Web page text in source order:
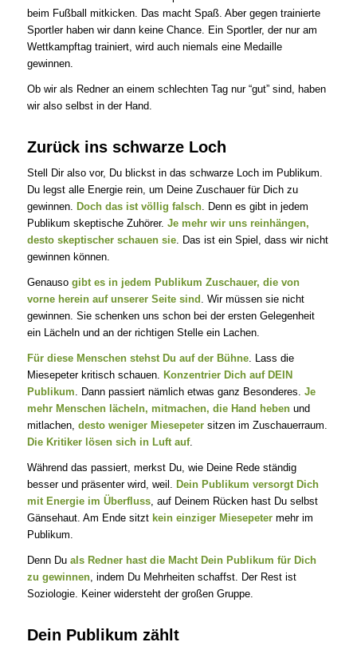
beim Fußball mitkicken. Das macht Spaß. Aber gegen trainierte
Sportler haben wir dann keine Chance. Ein Sportler, der nur am
Wettkampftag trainiert, wird auch niemals eine Medaille
gewinnen.
Ob wir als Redner an einem schlechten Tag nur “gut” sind, haben
wir also selbst in der Hand.
Zurück ins schwarze Loch
Stell Dir also vor, Du blickst in das schwarze Loch im Publikum.
Du legst alle Energie rein, um Deine Zuschauer für Dich zu
gewinnen.
Doch das ist völlig falsch. Denn es gibt in jedem
Publikum skeptische Zuhörer. Je mehr wir uns reinhängen,
desto skeptischer schauen sie. Das ist ein Spiel, dass wir nicht
gewinnen können.
Genausogibt es in jedem Publikum Zuschauer, die von
vorne herein auf unserer Seite sind
. Wir müssen sie nicht
gewinnen. Sie schenken uns schon bei der ersten Gelegenheit
ein Lächeln und an der richtigen Stelle ein Lachen.
Für diese Menschen stehst Du auf der Bühne. Lass die
Miesepeter kritisch schauen.
Konzentrier Dich auf DEIN
Publikum . Dann passiert nämlich etwas ganz Besonderes. Je
mehr Menschen lächeln, mitmachen, die Hand hebenund
mitlachen, desto weniger Miesepetersitzen im Zuschauerraum.
Die Kritiker lösen sich in Luft auf.
Während das passiert, merkst Du, wie Deine Rede ständig
besser und präsenter wird, weil.
Dein Publikum versorgt Dich
mit Energie im Überfluss, auf Deinem Rücken hast Du selbst
Gänsehaut. Am Ende sitzt kein einziger Miesepetermehr im
Publikum.
Denn Du als Redner hast die Macht Dein Publikum für Dich
zu gewinnen, indem Du Mehrheiten schaffst. Der Rest ist
Soziologie. Keiner widersteht der großen Gruppe.
Dein Publikum zählt